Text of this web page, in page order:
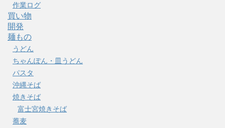
作業ログ
買い物
開発
麺もの
うどん
ちゃんぽん・皿うどん
パスタ
沖縄そば
焼きそば
富士宮焼きそば
蕎麦